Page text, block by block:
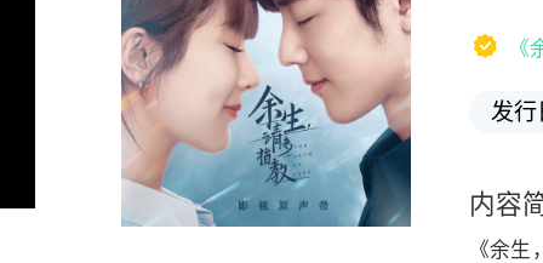
《
发行
内容
《余